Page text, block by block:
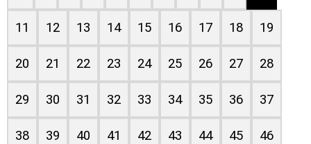
11 12 13 14 15 16 17 18 19
20 21 22 23 24 25 26 27 28
29 30 31 32 33 34 35 36 37
38 39 40 41 42 43 44 45 46